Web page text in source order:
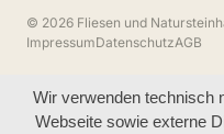
© 2026 Fliesen und
ImpressumDatenschutzAGB
Wir verwenden technisch
Webseite sowie externe